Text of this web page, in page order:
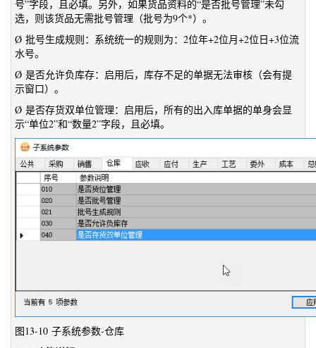
号”字段，且必填。另外，如果货品资料的“是否批号管理”未勾
选，则该货品无需批号管理（批号为9个*）。
Ø 批号生成规则：系统统一的规则为：2位年+2位月+2位日+3位流
水号。
Ø 是否允许负库存：启用后，库存不足的单据无法审核（会有提
示窗口）。
Ø 是否存货双单位管理：启用后，所有的出入库单据的单身会显
示“单位2”和“数量2”字段，且必填。
图13-10 子系统参数-仓库